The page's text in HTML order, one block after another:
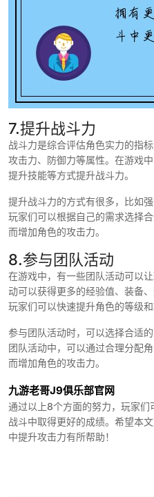
7.提升战斗力
战斗力是综合评估角色实力的指
攻击力、防御力等属性。在游戏
提升技能等方式提升战斗力。
提升战斗力的方式有很多，比如
玩家们可以根据自己的需求选择
而增加角色的攻击力。
8.参与团队活动
在游戏中，有一些团队活动可以
动可以获得更多的经验值、装备
玩家们可以快速提升角色的等级和
参与团队活动时，可以选择合适
团队活动中，可以通过合理分配
而增加角色的攻击力。
九游老哥J9俱乐部官网
通过以上8个方面的努力，玩家
战斗中取得更好的成绩。希望本
中提升攻击力有所帮助！